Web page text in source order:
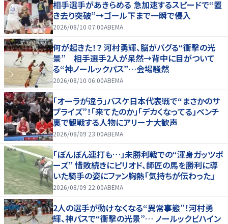
相手選手があきらめる 急加速するスピードで“置
き去り突破”→ゴール下まで一瞬で侵入
2026/08/10 07:00ABEMA
何が起きた！？ 河村勇輝、脳がバグる“衝撃の光
景” 相手選手2人が呆然→背中に目がついて
る“神ノールックパス”…会場騒然
2026/08/10 06:00ABEMA
「オーラが違う」バスケ日本代表戦で“まさかのサ
プライズ”！「来てたのか」「デカくなってる」ベンチ
裏で観戦する人物にアリーナ大歓声
2026/08/09 23:00ABEMA
「ぽんぽん連打も…」未勝利戦での“渾身ガッツポ
ーズ” 惜敗続きにピリオド、師匠の馬を勝利に導
いた騎手の姿にファン胸熱「気持ちが伝わった」
2026/08/09 22:00ABEMA
2人の選手が動けなくなる“異常事態”！河村勇
輝、神パスで“衝撃の光景”… ノールックビハイン